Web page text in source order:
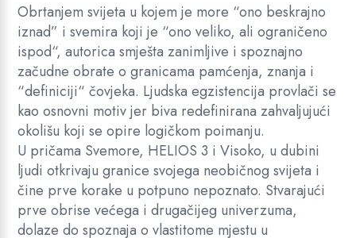
Obrtanjem svijeta u kojem je more “ono beskrajno
iznad” i svemira koji je “ono veliko, ali ograničeno
ispod“, autorica smješta zanimljive i spoznajno
začudne obrate o granicama pamćenja, znanja i
“definiciji“ čovjeka. Ljudska egzistencija provlači se
kao osnovni motiv jer biva redefinirana zahvaljujući
okolišu koji se opire logičkom poimanju.
U pričama Svemore, HELIOS 3 i Visoko, u dubini
ljudi otkrivaju granice svojega neobičnog svijeta i
čine prve korake u potpuno nepoznato. Stvarajući
prve obrise većega i drugačijeg univerzuma,
dolaze do spoznaja o vlastitome mjestu u